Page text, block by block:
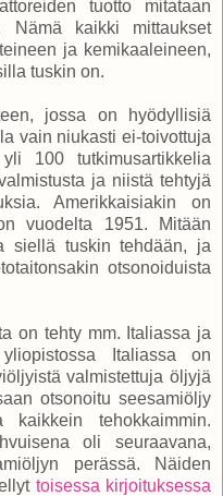
tuotto mitataan
Nämä kaikki mittaukset
ja kemikaaleineen,
tuskin on.
jossa on hyödyllisiä
vain niukasti ei-toivottuja
100 tutkimusartikkelia
ja niistä tehtyjä
Amerikkaisiakin on
vuodelta 1951. Mitään
siellä tuskin tehdään, ja
otsonoiduista
on tehty mm. Italiassa ja
Italiassa on
valmistettuja öljyjä
otsonoitu seesamiöljy
kaikkein tehokkaimmin.
oli seuraavana,
perässä. Näiden
toisessa kirjoituksessa